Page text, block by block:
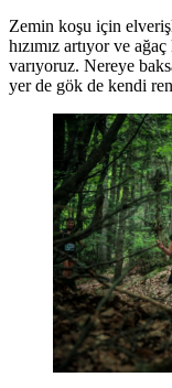
Zemin koşu için
hızımız artıyor ve
varıyoruz. Nereye
yer de gök de kendi